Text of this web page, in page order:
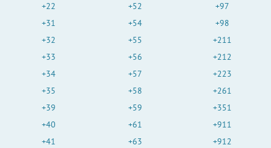
+22
+31
+32
+33
+34
+35
+39
+40
+41
+52
+54
+55
+56
+57
+58
+59
+61
+63
+97
+98
+211
+212
+223
+261
+351
+911
+912